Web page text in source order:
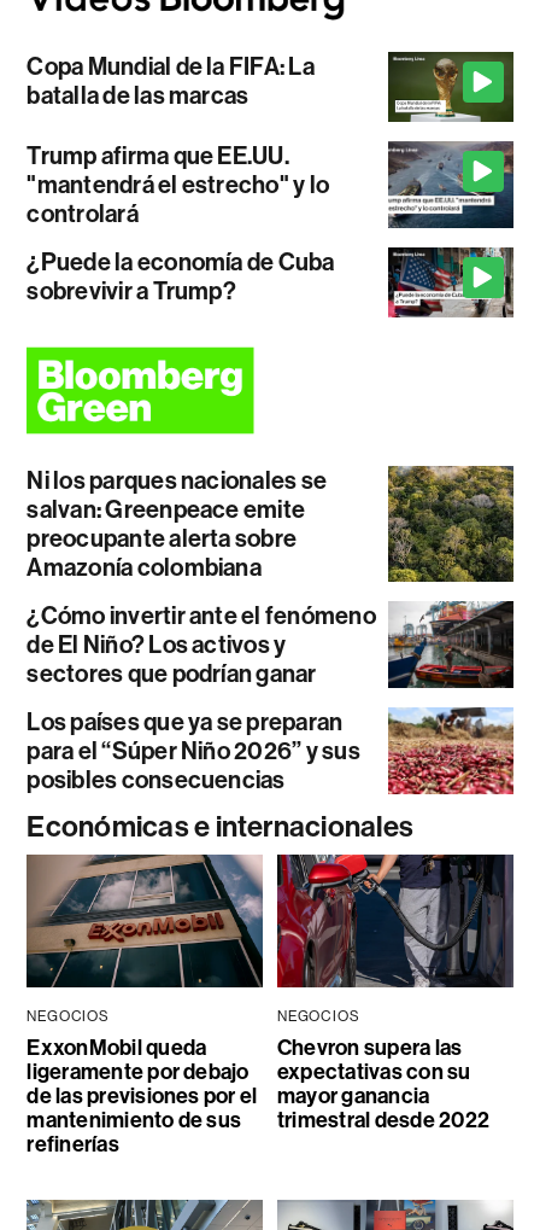
Copa Mundial de la FIFA: La
batalla de las marcas
Trump afirma que EE.UU.
"mantendrá el estrecho" y lo
controlará
¿Puede la economía de Cuba
sobrevivir a Trump?
Ni los parques nacionales se
salvan: Greenpeace emite
preocupante alerta sobre
Amazonía colombiana
¿Cómo invertir ante el fenómeno
de El Niño? Los activos y
sectores que podrían ganar
Los países que ya se preparan
para el “Súper Niño 2026” y sus
posibles consecuencias
Económicas e internacionales
NEGOCIOS
ExxonMobil queda
ligeramente por debajo
de las previsiones por el
mantenimiento de sus
refinerías
NEGOCIOS
Chevron supera las
expectativas con su
mayor ganancia
trimestral desde 2022